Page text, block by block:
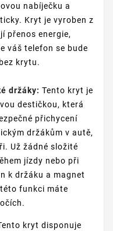
nabíječku a
Kryt je vyroben z
přenos energie,
váš telefon se bude
krytu.
držáky: Tento kryt je
destičkou, která
přichycení
držákům v autě,
Už žádné složité
jízdy nebo při
k držáku a magnet
funkci máte
kryt disponuje